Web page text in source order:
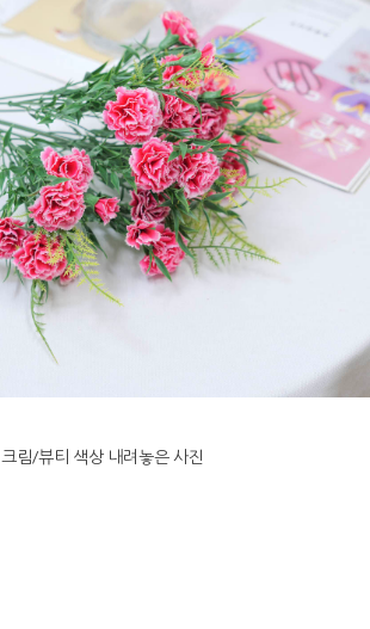
크림/뷰티 색상 내려놓은 사진